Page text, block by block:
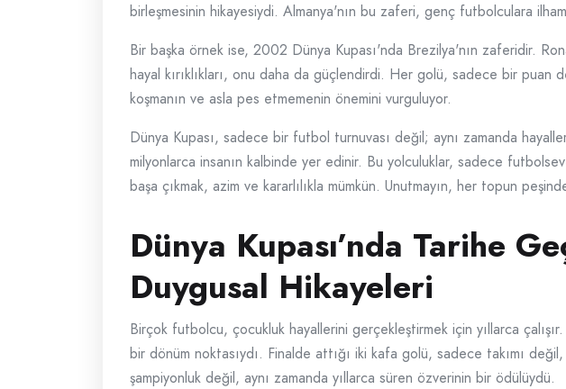
birleşmesinin hikayesiydi. Almanya'nın bu zaferi, genç futbolculara
Bir başka örnek ise, 2002 Dünya Kupası'nda Brezilya'nın zaferidir.
hayal kırıklıkları, onu daha da güçlendirdi. Her golü, sadece bir puan
koşmanın ve asla pes etmemenin önemini vurguluyor.
Dünya Kupası, sadece bir futbol turnuvası değil; aynı zamanda
milyonlarca insanın kalbinde yer edinir. Bu yolculuklar, sadece
başa çıkmak, azim ve kararlılıkla mümkün. Unutmayın, her topun
Dünya Kupası’nda Tarihe
Duygusal Hikayeleri
Birçok futbolcu, çocukluk hayallerini gerçekleştirmek için yıllarca
bir dönüm noktasıydı. Finalde attığı iki kafa golü, sadece takımı
şampiyonluk değil, aynı zamanda yıllarca süren özverinin bir ödülüydü.